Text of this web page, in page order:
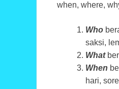
when, where,
Who
saksi,
What
When
hari,